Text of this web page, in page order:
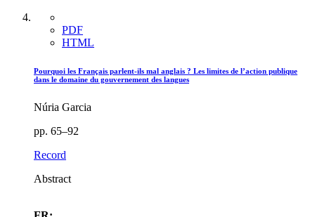
PDF
HTML
Pourquoi les Français parlent-ils mal anglais ? Les limites de l’action publique
dans le domaine du gouvernement des langues
Núria Garcia
pp. 65–92
Record
Abstract